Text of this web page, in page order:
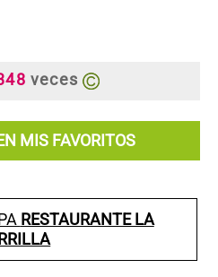
veces
MIS FAVORITOS
RESTAURANTE LA